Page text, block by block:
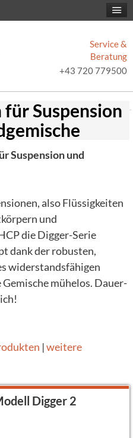
Service &
Beratung
+43 720 779500
Suspension
Suspension und
also Flüssigkeiten
und
die Digger-Serie
dank der robusten,
widerstandsfähigen
mühelos. Dauer-
|weitere
Digger 2